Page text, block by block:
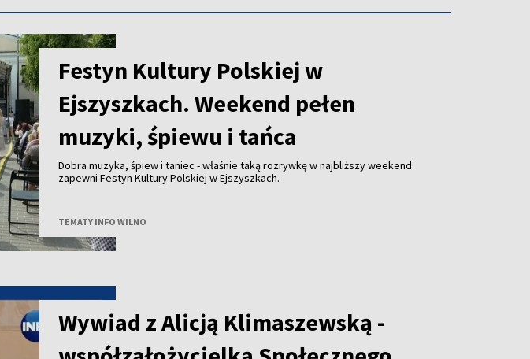
Festyn Kultury Polskiej w
Ejszyszkach. Weekend pełen
muzyki, śpiewu i tańca
Dobra muzyka, śpiew i taniec - właśnie taką rozrywkę w najbliższy weekend
zapewni Festyn Kultury Polskiej w Ejszyszkach.
TEMATY INFO WILNO
Wywiad z Alicją Klimaszewską -